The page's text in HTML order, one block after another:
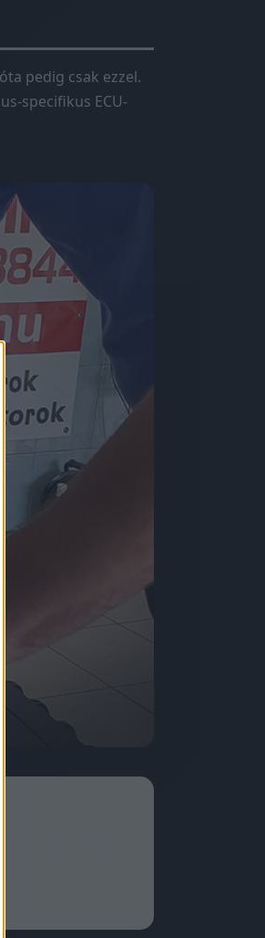
pedig csak ezzel.
specifikus ECU-
– csak a
szoftvert